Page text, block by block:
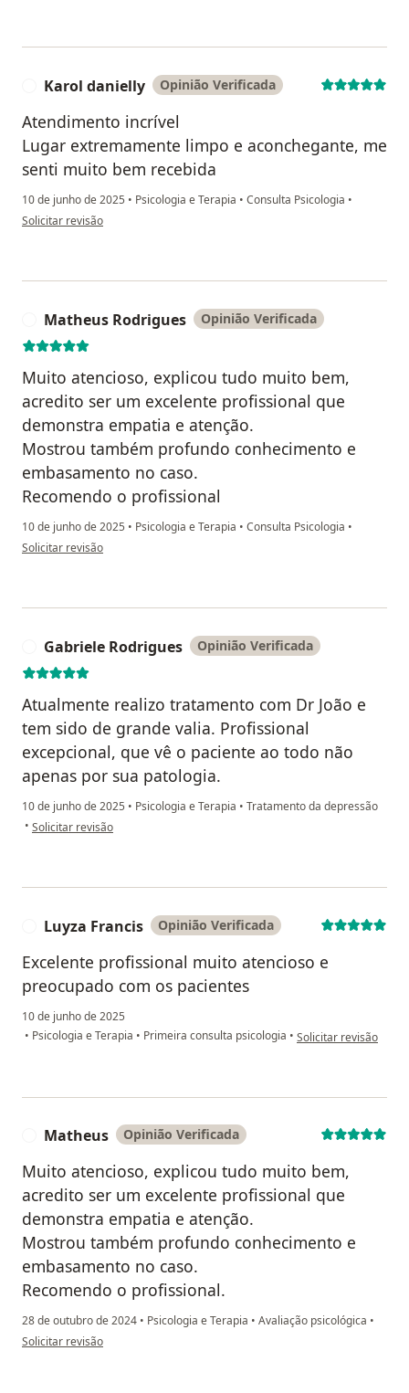
Karol danielly Opinião Verificada
Atendimento incrível
Lugar extremamente limpo e aconchegante, me
senti muito bem recebida
10 de junho de 2025 • Psicologia e Terapia • Consulta Psicologia •
na opinião do utilizador Karol danielly
Solicitar revisão
Matheus Rodrigues Opinião Verificada
Muito atencioso, explicou tudo muito bem,
acredito ser um excelente profissional que
demonstra empatia e atenção.
Mostrou também profundo conhecimento e
embasamento no caso.
Recomendo o profissional
10 de junho de 2025 • Psicologia e Terapia • Consulta Psicologia •
na opinião do utilizador Matheus Rodrigues
Solicitar revisão
Gabriele Rodrigues Opinião Verificada
Atualmente realizo tratamento com Dr João e
tem sido de grande valia. Profissional
excepcional, que vê o paciente ao todo não
apenas por sua patologia.
10 de junho de 2025 • Psicologia e Terapia • Tratamento da depressão
• na opinião do utilizador Gabriele Rodrigues
Solicitar revisão
Luyza Francis Opinião Verificada
Excelente profissional muito atencioso e
preocupado com os pacientes
10 de junho de 2025
• Psicologia e Terapia • Primeira consulta psicologia • na opinião do
Solicitar revisão
Matheus Opinião Verificada
Muito atencioso, explicou tudo muito bem,
acredito ser um excelente profissional que
demonstra empatia e atenção.
Mostrou também profundo conhecimento e
embasamento no caso.
Recomendo o profissional.
28 de outubro de 2024 • Psicologia e Terapia • Avaliação psicológica •
na opinião do utilizador Matheus
Solicitar revisão